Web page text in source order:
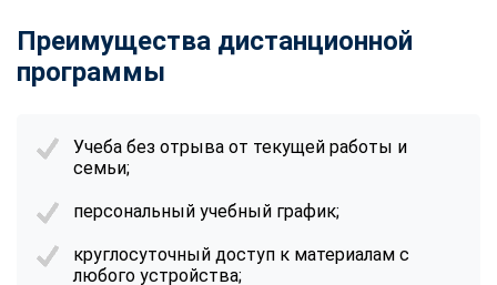
Преимущества дистанционной
программы
Учеба без отрыва от текущей работы и
семьи;
персональный учебный график;
круглосуточный доступ к материалам с
любого устройства;